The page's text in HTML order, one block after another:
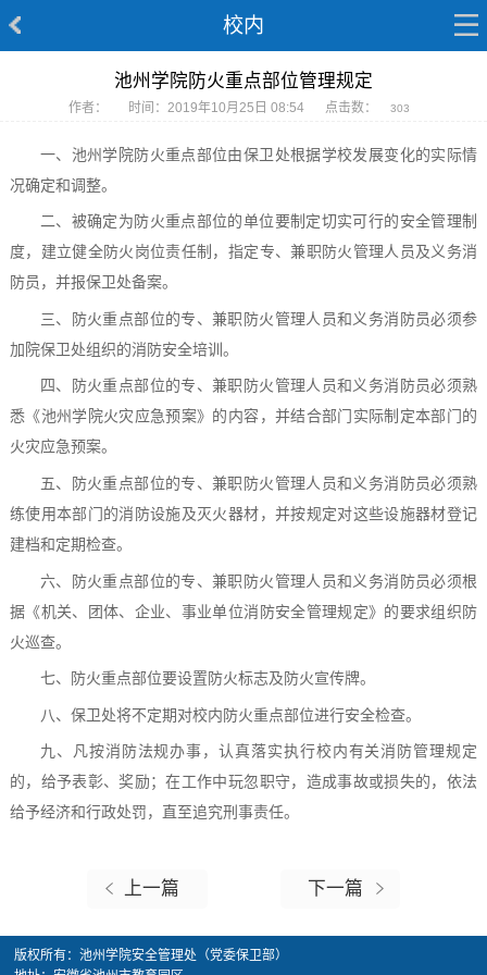
校内
池州学院防火重点部位管理规定
作者： 时间：2019年10月25日 08:54 点击数： 303
一、池州学院防火重点部位由保卫处根据学校发展变化的实际情
况确定和调整。
二、被确定为防火重点部位的单位要制定切实可行的安全管理制
度，建立健全防火岗位责任制，指定专、兼职防火管理人员及义务消
防员，并报保卫处备案。
三、防火重点部位的专、兼职防火管理人员和义务消防员必须参
加院保卫处组织的消防安全培训。
四、防火重点部位的专、兼职防火管理人员和义务消防员必须熟
悉《池州学院火灾应急预案》的内容，并结合部门实际制定本部门的
火灾应急预案。
五、防火重点部位的专、兼职防火管理人员和义务消防员必须熟
练使用本部门的消防设施及灭火器材，并按规定对这些设施器材登记
建档和定期检查。
六、防火重点部位的专、兼职防火管理人员和义务消防员必须根
据《机关、团体、企业、事业单位消防安全管理规定》的要求组织防
火巡查。
七、防火重点部位要设置防火标志及防火宣传牌。
八、保卫处将不定期对校内防火重点部位进行安全检查。
九、凡按消防法规办事，认真落实执行校内有关消防管理规定
的，给予表彰、奖励；在工作中玩忽职守，造成事故或损失的，依法
给予经济和行政处罚，直至追究刑事责任。
上一篇 下一篇
版权所有：池州学院安全管理处（党委保卫部）